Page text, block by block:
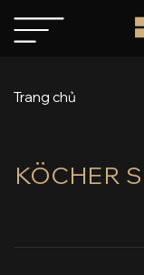
qua
Trang chủ
KÖCHER